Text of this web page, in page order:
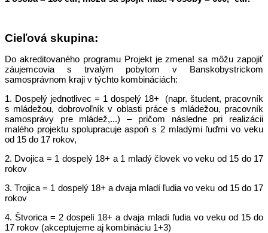
Cieľová skupina:
Do akreditovaného programu Projekt je zmena! sa môžu zapojiť
záujemcovia s trvalým pobytom v Banskobystrickom
samosprávnom kraji v týchto kombináciách:
1. Dospelý jednotlivec = 1 dospelý 18+ (napr. študent, pracovník
s mládežou, dobrovoľník v oblasti práce s mládežou, pracovník
samosprávy pre mládež,...) – pričom následne pri realizácii
malého projektu spolupracuje aspoň s 2 mladými ľuďmi vo veku
od 15 do 17 rokov,
2. Dvojica = 1 dospelý 18+ a 1 mladý človek vo veku od 15 do 17
rokov
3. Trojica = 1 dospelý 18+ a dvaja mladí ľudia vo veku od 15 do 17
rokov
4. Štvorica = 2 dospelí 18+ a dvaja mladí ľudia vo veku od 15 do
17 rokov (akceptujeme aj kombináciu 1+3)